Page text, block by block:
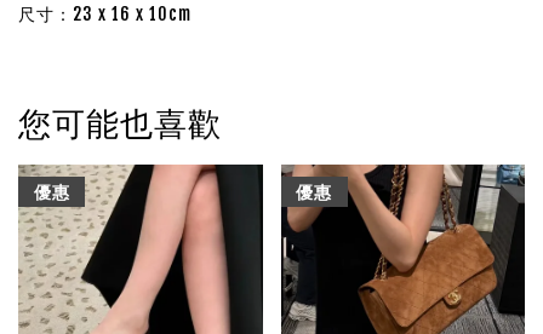
尺寸：23 x 16 x 10cm
您可能也喜歡
優惠 優惠